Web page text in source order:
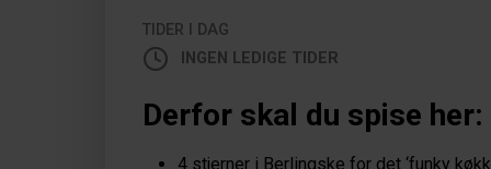
TIDER I DAG
INGEN LEDIGE TIDER
Derfor skal du spise her:
4 stjerner i Berlingske for det ‘funky